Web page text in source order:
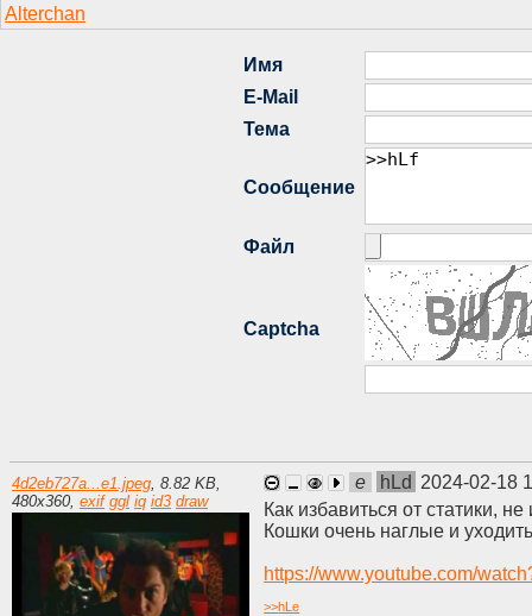
4d2eb727a...e1.jpeg, 8.82 KB,
480x360, exif ggl iq id3 draw
e hLd 2024-02-18
Как избавиться от статики,
Кошки очень наглые и
https://www.youtube.com/
>>hLe